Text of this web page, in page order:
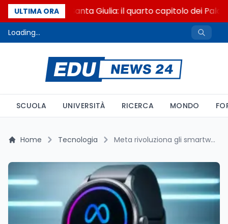
ULTIMA ORA
Franca Ghitti a Santa Giulia: il quarto capitolo dei
Loading...
SCUOLA UNIVERSITÀ RICERCA MONDO
Home Tecnologia Meta rivoluziona gli smartwatch con la fotocamera integrata